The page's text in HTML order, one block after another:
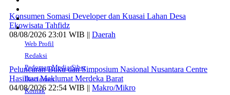
Konsumen Somasi Developer dan Kuasai Lahan Desa
Ekowisata Tahfidz
08/08/2026 23:01 WIB || Daerah
Peluncuran Buku dan Simposium Nasional Nusantara Centre
Hasilkan Maklumat Merdeka Barat
04/08/2026 22:54 WIB || Makro/Mikro
Web Profil
Redaksi
Pedoman Media Siber
Disclaimer
Kontak